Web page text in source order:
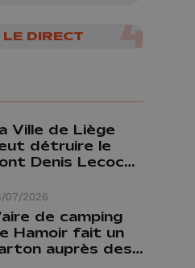
DIRECT
07/2026
Ville de Liège
détruire le
Denis Lecocq
pour le
de camping
Hamoir fait un
auprès des